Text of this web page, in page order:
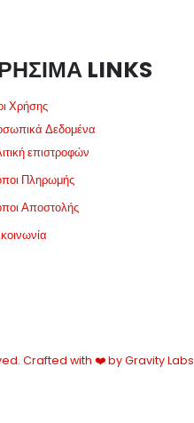
LINKS
Χρήσης
Δεδομένα
επιστροφών
Πληρωμής
Αποστολής
Crafted with ❤️ by Gravity Labs